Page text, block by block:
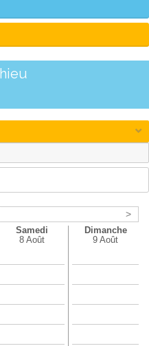
>
Samedi
8 Août
Dimanche
9 Août